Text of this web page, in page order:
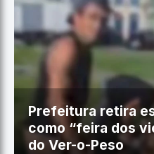
Prefeitura retira
como “feira dos
do Ver-o-Peso